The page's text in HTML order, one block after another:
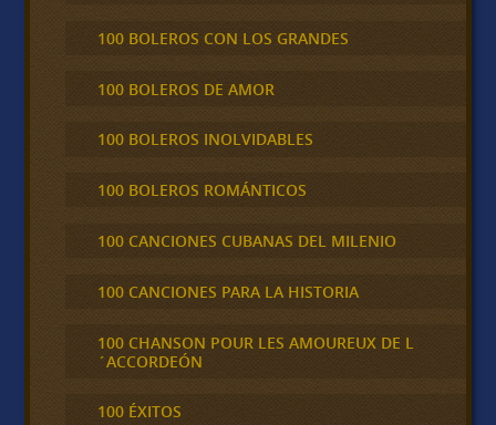
100 BOLEROS CON LOS GRANDES
100 BOLEROS DE AMOR
100 BOLEROS INOLVIDABLES
100 BOLEROS ROMÁNTICOS
100 CANCIONES CUBANAS DEL MILENIO
100 CANCIONES PARA LA HISTORIA
100 CHANSON POUR LES AMOUREUX DE L
´ACCORDEÓN
100 ÉXITOS